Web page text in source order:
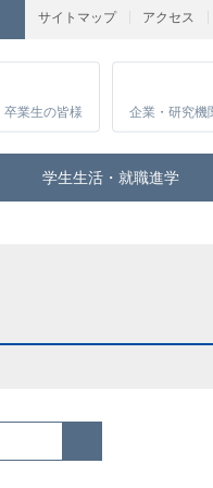
サイトマップ アクセス
卒業生の皆様 企業・研究機
学生生活・就職進学